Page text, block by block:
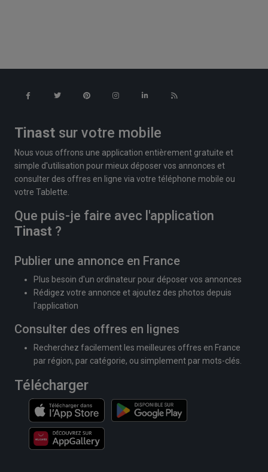
Tinast sur votre mobile
Nous vous offrons une application entièrement gratuite et
simple d'utilisation pour mieux déposer vos annonces et
consulter des offres en ligne via votre téléphone mobile ou
votre Tablette.
Que puis-je faire avec l'application
Tinast ?
Publier une annonce en France
Plus besoin d'un ordinateur pour déposer vos annonces
Rédigez votre annonce et ajoutez des photos depuis
l'application
Consulter des offres en lignes
Recherchez facilement les meilleures offres en France
par région, par catégorie, ou simplement par mots-clés.
Télécharger